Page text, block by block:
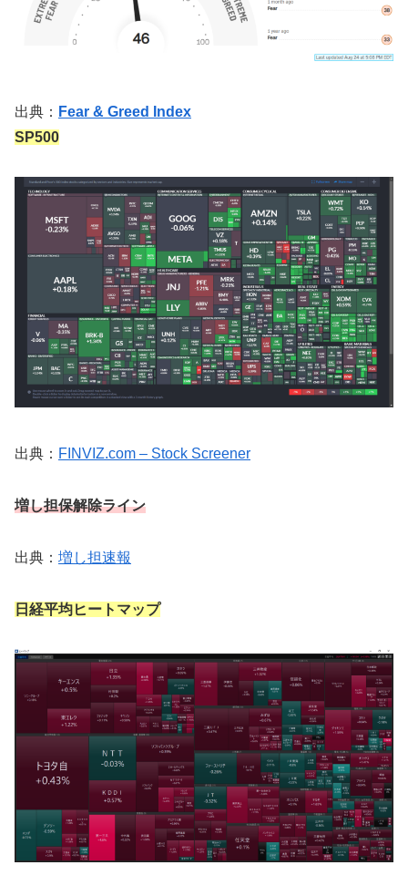
出典： Fear & Greed Index
SP500
出典： FINVIZ.com – Stock Screener
増し担保解除ライン
出典： 増し担速報
日経平均ヒートマップ